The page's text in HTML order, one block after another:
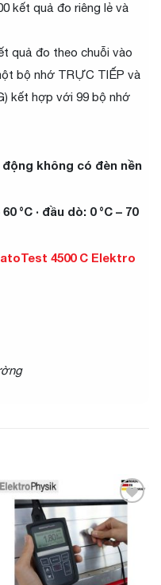
kết quả đo riêng lẻ và
quả đo theo chuỗi vào
bộ nhớ TRỰC TIẾP và
kết hợp với 99 bộ nhớ
không có đèn nền
°C · đầu dò: 0 °C – 70
4500 C Elektro
Add to
Wishlist